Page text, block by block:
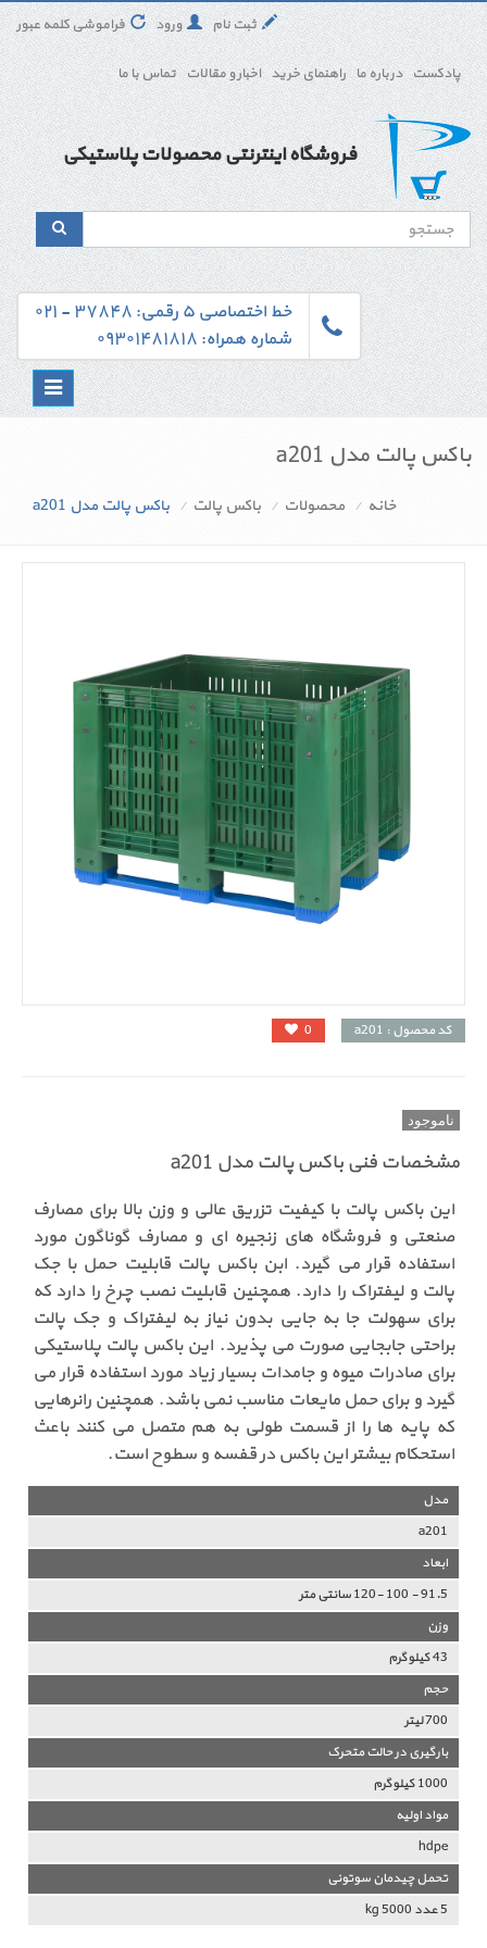
ثبت نام ورود فراموشی کلمه عبور
پادکست درباره ما راهنمای خرید اخبار و مقالات تماس با ما
فروشگاه اینترنتی محصولات پلاستیکی
خط اختصاصی ۵ رقمی: ۳۷۸۴۸ - ۰۲۱
شماره همراه: ۰۹۳۰۱۴۸۱۸۱۸
Toggle
باکس پالت مدل a201
خانه محصولات باکس پالت باکس پالت مدل a201
کد محصول : a201 0
ناموجود
مشخصات فنی باکس پالت مدل a201
این باکس پالت با کیفیت تزریق عالی و وزن بالا برای مصارف
صنعتی و فروشگاه های زنجیره ای و مصارف گوناگون مورد
استفاده قرار می گیرد. ابن باکس پالت قابلیت حمل با جک
پالت و لیفتراک را دارد. همچنین قابلیت نصب چرخ را دارد که
برای سهولت جا به جایی بدون نیاز به لیفتراک و جک پالت
براحتی جابجایی صورت می پذیرد. این باکس پالت پلاستیکی
برای صادرات میوه و جامدات بسیار زیاد مورد استفاده قرار می
گیرد و برای حمل مایعات مناسب نمی باشد. همچنین رانرهایی
که پایه ها را از قسمت طولی به هم متصل می کنند باعث
استحکام بیشتر این باکس در قفسه و سطوح است.
مدل
a201
ابعاد
91.5 - 100 -120 سانتی متر
وزن
43 کیلوگرم
حجم
700 لیتر
بارگیری در حالت متحرک
1000 کیلوگرم
مواد اولیه
hdpe
تحمل چیدمان سوتونی
5 عدد 5000 kg